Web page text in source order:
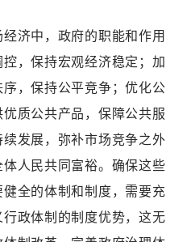
济中，政府的职能和作用
，保持宏观经济稳定；加
，保持公平竞争；优化公
质公共产品，保障公共服
发展，弥补市场竞争之外
人民共同富裕。确保这些
全的体制和制度，需要充
政体制的制度优势，这无